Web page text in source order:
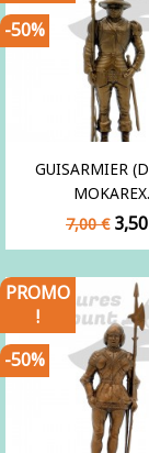
GUISARMIER
Prix
de
7,00 € Prix
-50%
PROMO
!
-50%